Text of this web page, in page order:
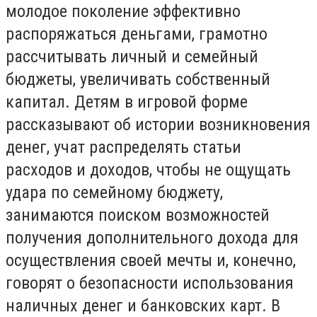
молодое поколение эффективно
распоряжаться деньгами, грамотно
рассчитывать личный и семейный
бюджеты, увеличивать собственный
капитал. Детям в игровой форме
рассказывают об истории возникновения
денег, учат распределять статьи
расходов и доходов, чтобы не ощущать
удара по семейному бюджету,
занимаются поиском возможностей
получения дополнительного дохода для
осуществления своей мечты и, конечно,
говорят о безопасности использования
наличных денег и банковских карт. В